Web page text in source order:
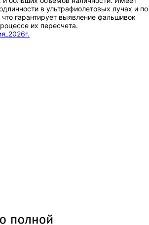
в ультрафиолетовых лучах и по
гарантирует выявление фальшивок
их пересчета.